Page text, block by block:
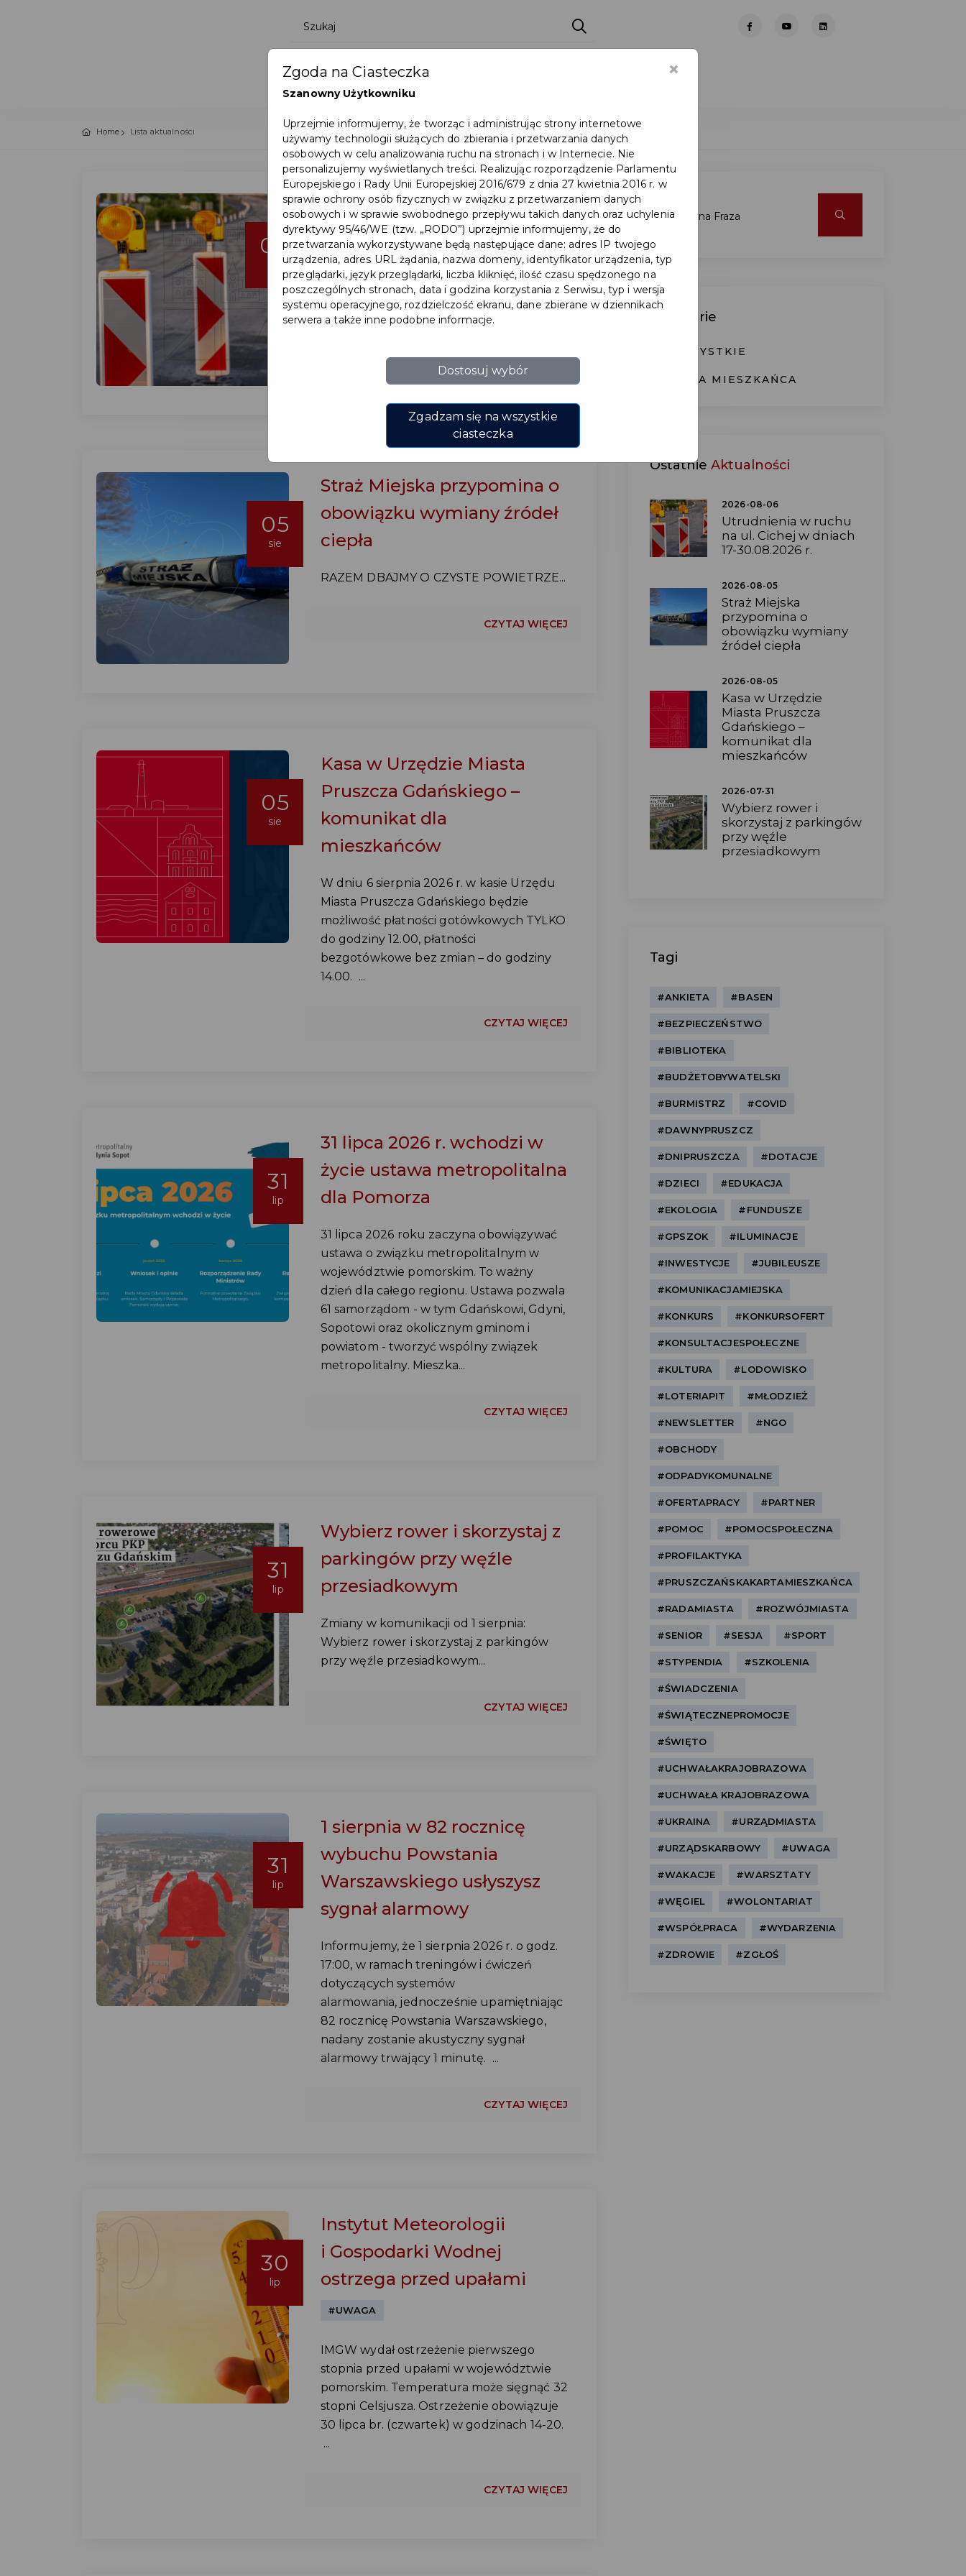
Home Lista aktualności
06
Utrudnienia w ruchu na ul.
Cichej w dniach 17-
30.08.2026 r.
Utrudnienia w ruchu na ul. Cichej w
dniach 17-30.08.2026 r. ...
CZYTAJ WIĘCEJ
05
sie
Straż Miejska przypomina o
obowiązku wymiany źródeł
ciepła
RAZEM DBAJMY O CZYSTE POWIETRZE...
CZYTAJ WIĘCEJ
05
sie
Kasa w Urzędzie Miasta
Pruszcza Gdańskiego –
komunikat dla
mieszkańców
W dniu 6 sierpnia 2026 r. w kasie Urzędu
Miasta Pruszcza Gdańskiego będzie
możliwość płatności gotówkowych TYLKO
do godziny 12.00, płatności
bezgotówkowe bez zmian – do godziny
14.00. ...
CZYTAJ WIĘCEJ
31
lip
31 lipca 2026 r. wchodzi w
życie ustawa metropolitalna
dla Pomorza
31 lipca 2026 roku zaczyna obowiązywać
ustawa o związku metropolitalnym w
województwie pomorskim. To ważny
dzień dla całego regionu. Ustawa pozwala
61 samorządom - w tym Gdańskowi, Gdyni,
Sopotowi oraz okolicznym gminom i
powiatom - tworzyć wspólny związek
metropolitalny. Mieszka...
CZYTAJ WIĘCEJ
31
lip
Wybierz rower i skorzystaj z
parkingów przy węźle
przesiadkowym
Zmiany w komunikacji od 1 sierpnia:
Wybierz rower i skorzystaj z parkingów
przy węźle przesiadkowym...
CZYTAJ WIĘCEJ
31
lip
1 sierpnia w 82 rocznicę
wybuchu Powstania
Warszawskiego usłyszysz
sygnał alarmowy
Informujemy, że 1 sierpnia 2026 r. o godz.
17:00, w ramach treningów i ćwiczeń
dotyczących systemów
alarmowania, jednocześnie upamiętniając
82 rocznicę Powstania Warszawskiego,
nadany zostanie akustyczny sygnał
alarmowy trwający 1 minutę. ...
CZYTAJ WIĘCEJ
30
lip
Instytut Meteorologii
i Gospodarki Wodnej
ostrzega przed upałami
#UWAGA
IMGW wydał ostrzeżenie pierwszego
stopnia przed upałami w województwie
pomorskim. Temperatura może sięgnąć 32
stopni Celsjusza. Ostrzeżenie obowiązuje
30 lipca br. (czwartek) w godzinach 14-20.
...
CZYTAJ WIĘCEJ
Kategorie
WSZYSTKIE
KARTA MIESZKAŃCA
Ostatnie Aktualności
2026-08-06
Utrudnienia w ruchu
na ul. Cichej w dniach
17-30.08.2026 r.
2026-08-05
Straż Miejska
przypomina o
obowiązku wymiany
źródeł ciepła
2026-08-05
Kasa w Urzędzie
Miasta Pruszcza
Gdańskiego –
komunikat dla
mieszkańców
2026-07-31
Wybierz rower i
skorzystaj z parkingów
przy węźle
przesiadkowym
Tagi
#ANKIETA #BASEN
#BEZPIECZEŃSTWO
#BIBLIOTEKA
#BUDŻETOBYWATELSKI
#BURMISTRZ #COVID
#DAWNYPRUSZCZ
#DNIPRUSZCZA #DOTACJE
#DZIECI #EDUKACJA
#EKOLOGIA #FUNDUSZE
#GPSZOK #ILUMINACJE
#INWESTYCJE #JUBILEUSZE
#KOMUNIKACJAMIEJSKA
#KONKURS #KONKURSOFERT
#KONSULTACJESPOŁECZNE
#KULTURA #LODOWISKO
#LOTERIAPIT #MŁODZIEŻ
#NEWSLETTER #NGO
#OBCHODY
#ODPADYKOMUNALNE
#OFERTAPRACY #PARTNER
#POMOC #POMOCSPOŁECZNA
#PROFILAKTYKA
#PRUSZCZAŃSKAKARTAMIESZKAŃCA
#RADAMIASTA #ROZWÓJMIASTA
#SENIOR #SESJA #SPORT
#STYPENDIA #SZKOLENIA
#ŚWIADCZENIA
#ŚWIĄTECZNEPROMOCJE
#ŚWIĘTO
#UCHWAŁAKRAJOBRAZOWA
#UCHWAŁA KRAJOBRAZOWA
#UKRAINA #URZĄDMIASTA
#URZĄDSKARBOWY #UWAGA
#WAKACJE #WARSZTATY
#WĘGIEL #WOLONTARIAT
#WSPÓŁPRACA #WYDARZENIA
#ZDROWIE #ZGŁOŚ
×
Zgoda na Ciasteczka
Szanowny Użytkowniku
Uprzejmie informujemy, że tworząc i administrując strony internetowe
używamy technologii służących do zbierania i przetwarzania danych
osobowych w celu analizowania ruchu na stronach i w Internecie. Nie
personalizujemy wyświetlanych treści. Realizując rozporządzenie Parlamentu
Europejskiego i Rady Unii Europejskiej 2016/679 z dnia 27 kwietnia 2016 r. w
sprawie ochrony osób fizycznych w związku z przetwarzaniem danych
osobowych i w sprawie swobodnego przepływu takich danych oraz uchylenia
dyrektywy 95/46/WE (tzw. „RODO”) uprzejmie informujemy, że do
przetwarzania wykorzystywane będą następujące dane: adres IP twojego
urządzenia, adres URL żądania, nazwa domeny, identyfikator urządzenia, typ
przeglądarki, język przeglądarki, liczba kliknięć, ilość czasu spędzonego na
poszczególnych stronach, data i godzina korzystania z Serwisu, typ i wersja
systemu operacyjnego, rozdzielczość ekranu, dane zbierane w dziennikach
serwera a także inne podobne informacje.
Dostosuj wybór
Zgadzam się na wszystkie
ciasteczka